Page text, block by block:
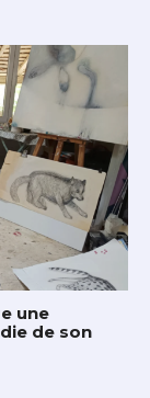
une
de son